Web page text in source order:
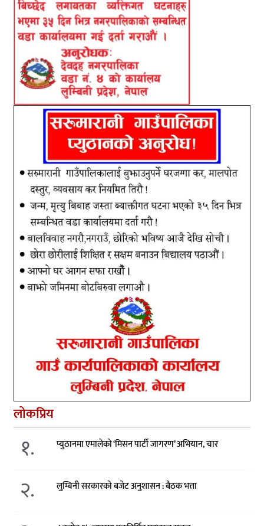
लोकप्रिय
१. प्युठानमा एमालेको ‘मिसन पार्टी जागरण’ अभियान, चार
२. लुम्बिनी सरकारको बजेट अनुशासन : बैठक भत्ता